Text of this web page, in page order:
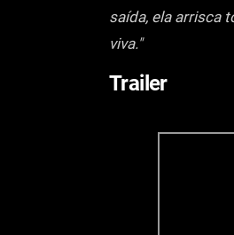
saída, ela arrisca
viva."
Trailer